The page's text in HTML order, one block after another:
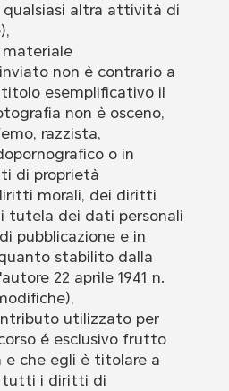
qualsiasi altra attività di
non è contrario a
esemplificativo il
non è osceno,
razzista,
o in
di proprietà
morali, dei diritti
tutela dei dati personali
pubblicazione e in
stabilito dalla
22 aprile 1941 n.
utilizzato per
é esclusivo frutto
e che egli è titolare a
tutti i diritti di